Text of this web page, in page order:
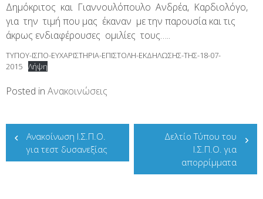
Δημόκριτος και Γιαννουλόπουλο Ανδρέα, Καρδιολόγο,
για την τιμή που μας έκαναν με την παρουσία και τις
άκρως ενδιαφέρουσες ομιλίες τους…..
ΤΥΠΟΥ-ΙΣΠΟ-ΕΥΧΑΡΙΣΤΗΡΙΑ-ΕΠΙΣΤΟΛΗ-ΕΚΔΗΛΩΣΗΣ-ΤΗΣ-18-07-
2015 Λήψη
Posted in Ανακοινώσεις
Πλοήγηση
άρθρων
Ανακοίνωση Ι.Σ.Π.Ο.
για τεστ δυσανεξίας
Δελτίο Τύπου του
Ι.Σ.Π.Ο. για
απορρίμματα